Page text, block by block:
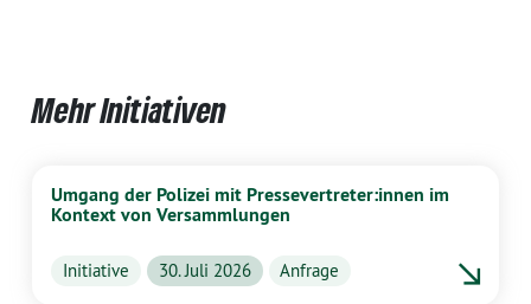
Mehr Initiativen
Umgang der Polizei mit Pressevertreter:innen im
Kontext von Versammlungen
Initiative 30. Juli 2026 Anfrage